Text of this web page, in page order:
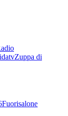
Zuppa di
Fuorisalone